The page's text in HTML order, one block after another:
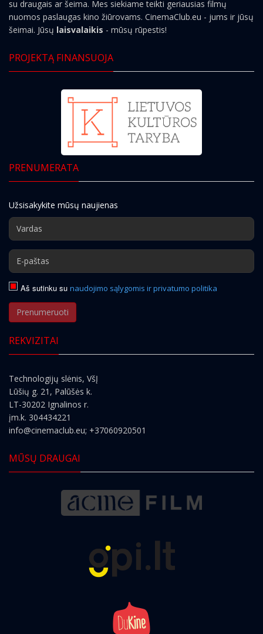
su draugais ar šeima. Mes siekiame teikti geriausias filmų
nuomos paslaugas kino žiūrovams. CinemaClub.eu - jums ir jūsų
šeimai. Jūsų laisvalaikis - mūsų rūpestis!
PROJEKTĄ FINANSUOJA
PRENUMERATA
Užsisakykite mūsų naujienas
Aš sutinku su naudojimo sąlygomis ir privatumo politika
Prenumeruoti
REKVIZITAI
Technologijų slėnis, VšĮ
Lūšių g. 21, Palūšės k.
LT-30202 Ignalinos r.
įm.k. 304434221
info@cinemaclub.eu; +37060920501
MŪSŲ DRAUGAI